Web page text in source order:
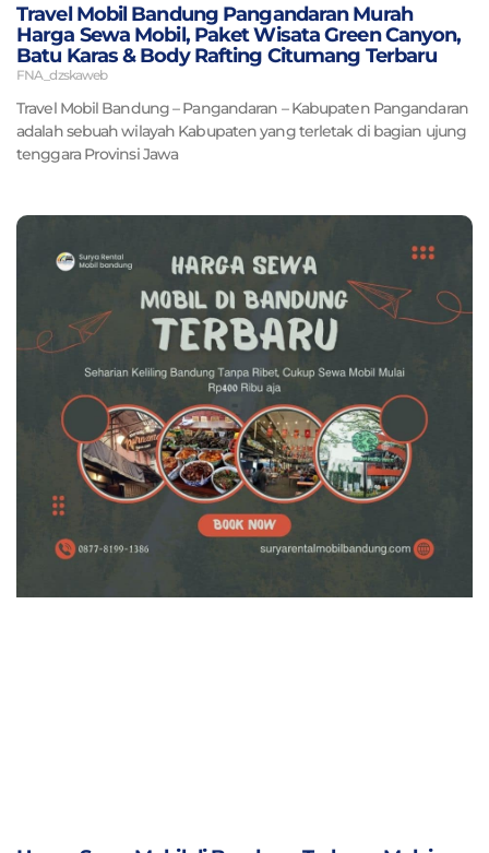
Travel Mobil Bandung Pangandaran Murah
Harga Sewa Mobil, Paket Wisata Green Canyon,
Batu Karas & Body Rafting Citumang Terbaru
FNA_dzskaweb
Travel Mobil Bandung – Pangandaran – Kabupaten Pangandaran
adalah sebuah wilayah Kabupaten yang terletak di bagian ujung
tenggara Provinsi Jawa